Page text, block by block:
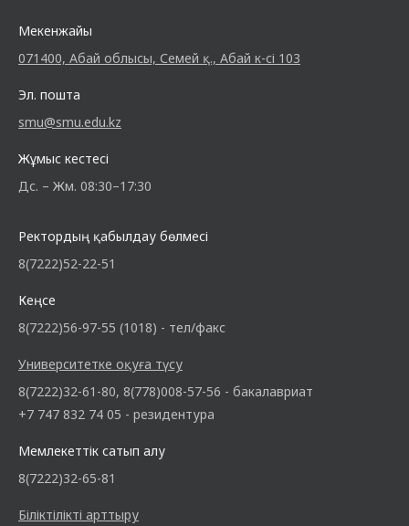
Мекенжайы
071400, Абай облысы, Семей қ., Абай к-сі 103
Эл. пошта
smu@smu.edu.kz
Жұмыс кестесі
Дс. – Жм. 08:30–17:30
Ректордың қабылдау бөлмесі
8(7222)52-22-51
Кеңсе
8(7222)56-97-55 (1018) - тел/факс
Университетке оқуға түсу
8(7222)32-61-80, 8(778)008-57-56 - бакалавриат
+7 747 832 74 05 - резидентура
Мемлекеттік сатып алу
8(7222)32-65-81
Біліктілікті арттыру